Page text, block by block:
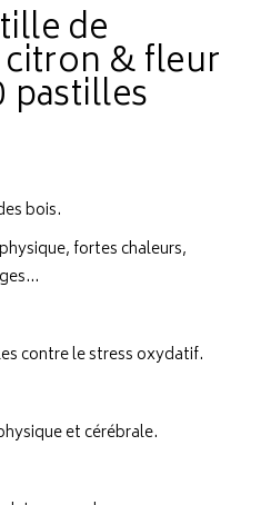
de
& fleur
pastilles
bois.
fortes chaleurs,
contre le stress oxydatif.
et cérébrale.